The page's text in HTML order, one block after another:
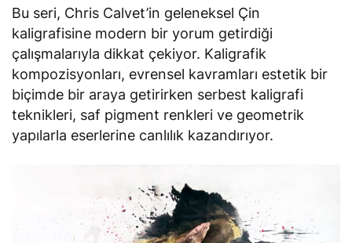
Bu seri, Chris Calvet’in geleneksel Çin
kaligrafisine modern bir yorum getirdiği
çalışmalarıyla dikkat çekiyor. Kaligrafik
kompozisyonları, evrensel kavramları estetik bir
biçimde bir araya getirirken serbest kaligrafi
teknikleri, saf pigment renkleri ve geometrik
yapılarla eserlerine canlılık kazandırıyor.